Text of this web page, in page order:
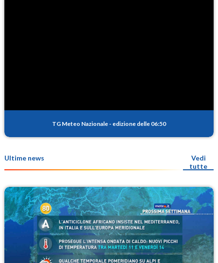
TG Meteo Nazionale - edizione delle 06:50
Ultime news
Vedi
tutte